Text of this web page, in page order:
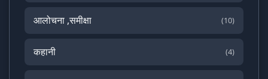
आलोचना ,समीक्षा (10)
कहानी (4)